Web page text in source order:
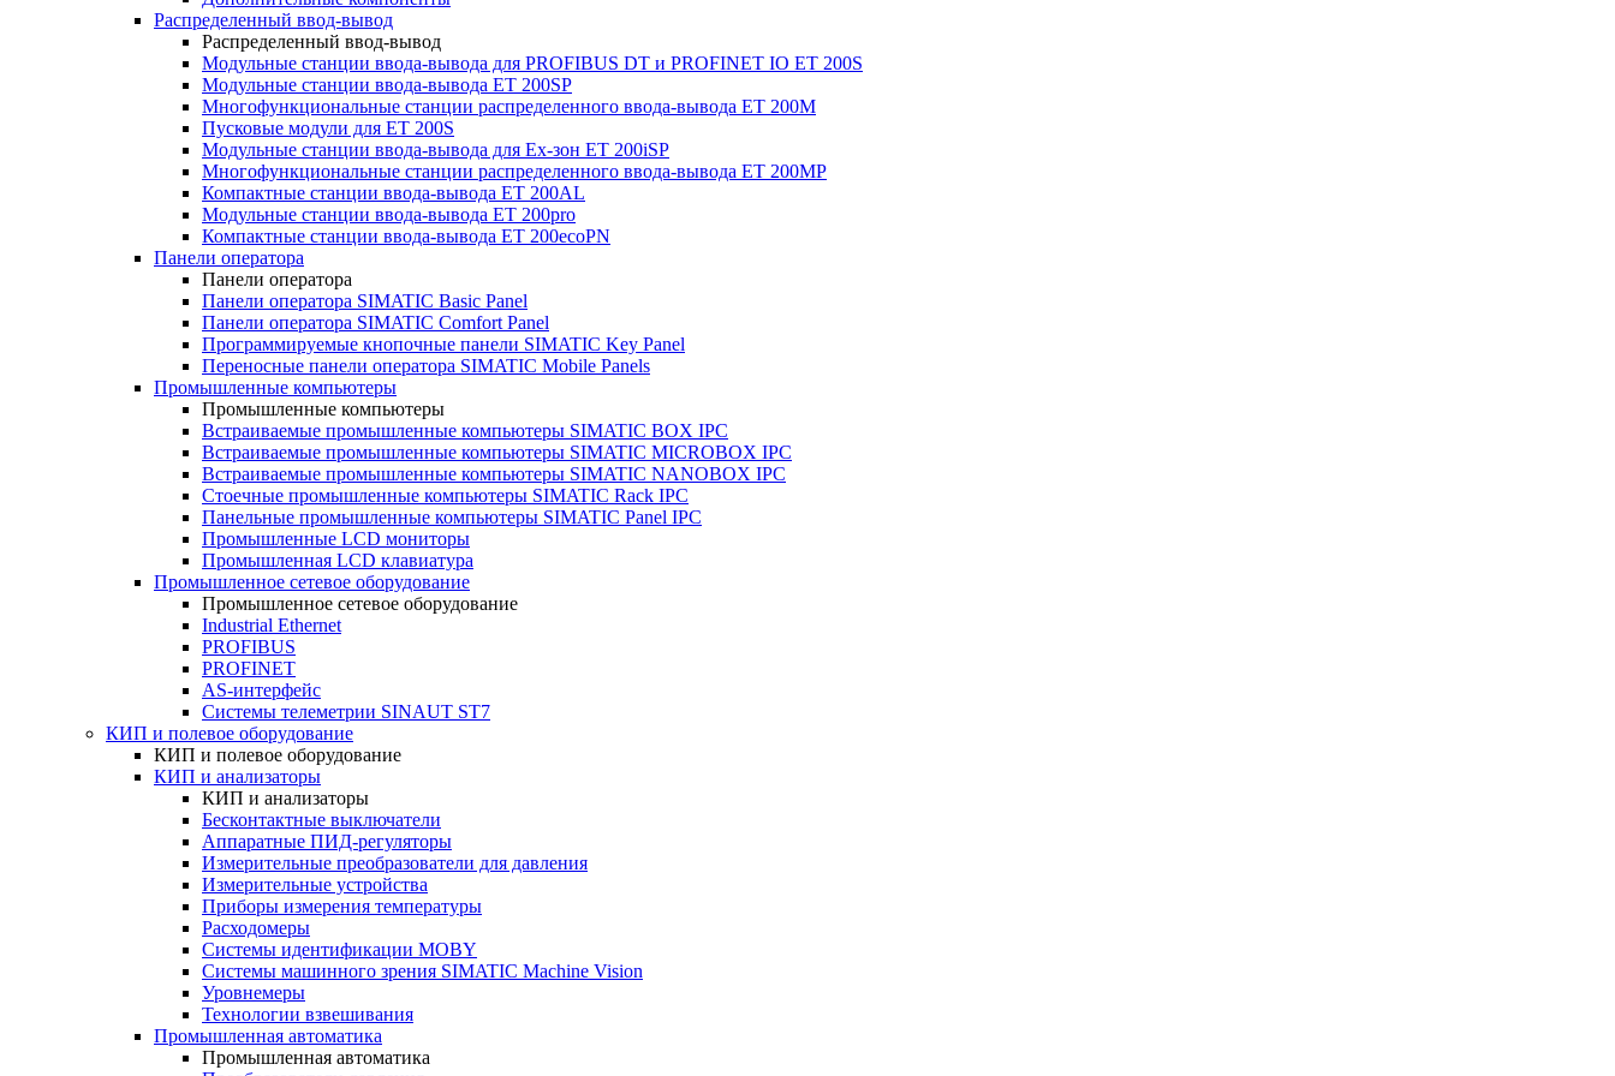
Распределенный ввод-вывод
Распределенный ввод-вывод
Модульные станции ввода-вывода для PROFIBUS DT и PROFINET IO ET 200S
Модульные станции ввода-вывода ET 200SP
Многофункциональные станции распределенного ввода-вывода ET 200M
Пусковые модули для ET 200S
Модульные станции ввода-вывода для Ex-зон ET 200iSP
Многофункциональные станции распределенного ввода-вывода ET 200MP
Компактные станции ввода-вывода ET 200AL
Модульные станции ввода-вывода ET 200pro
Компактные станции ввода-вывода ET 200ecoPN
Панели оператора
Панели оператора
Панели оператора SIMATIC Basic Panel
Панели оператора SIMATIC Comfort Panel
Программируемые кнопочные панели SIMATIC Key Panel
Переносные панели оператора SIMATIC Mobile Panels
Промышленные компьютеры
Промышленные компьютеры
Встраиваемые промышленные компьютеры SIMATIC BOX IPC
Встраиваемые промышленные компьютеры SIMATIC MICROBOX IPC
Встраиваемые промышленные компьютеры SIMATIC NANOBOX IPC
Стоечные промышленные компьютеры SIMATIC Rack IPC
Панельные промышленные компьютеры SIMATIC Panel IPC
Промышленные LCD мониторы
Промышленная LCD клавиатура
Промышленное сетевое оборудование
Промышленное сетевое оборудование
Industrial Ethernet
PROFIBUS
PROFINET
AS-интерфейс
Системы телеметрии SINAUT ST7
КИП и полевое оборудование
КИП и полевое оборудование
КИП и анализаторы
КИП и анализаторы
Бесконтактные выключатели
Аппаратные ПИД-регуляторы
Измерительные преобразователи для давления
Измерительные устройства
Приборы измерения температуры
Расходомеры
Системы идентификации MOBY
Системы машинного зрения SIMATIC Machine Vision
Уровнемеры
Технологии взвешивания
Промышленная автоматика
Промышленная автоматика